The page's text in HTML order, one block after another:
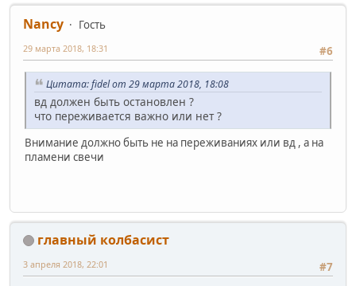
Nancy
Гость
#6
29 марта 2018, 18:31
Цитата: fidel от 29 марта 2018, 18:08
вд должен быть остановлен ?
что переживается важно или нет ?
Внимание должно быть не на переживаниях или вд , а на
пламени свечи
главный колбасист
#7
3 апреля 2018, 22:01